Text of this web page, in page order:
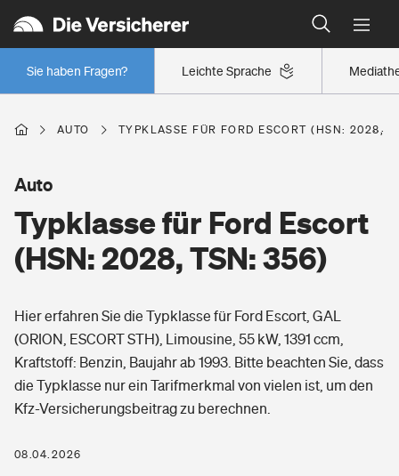
Leichte Sprache
Sie haben Fragen?
Wer versichert was: Jetzt Versicherer finden
Regionalklassen: So ist Ihre Region eingestuft
Wer versichert was: Jetzt Versicherer finden
Berufsunfähigkeitsversicherung
Erwerbsunfähigkeitsversicherung
Grundfähigkeitsversicherung
Arbeitsrechtsschutz
Berufshaftpflichtversicherung
Zur Übersicht
Wohnen
Elementarversicherung
Freizeit
Pri­vate Haft­pflicht­
Gesundheit
Private Krankenversicherung
AUTO TYPKLASSE FÜR FORD ESCORT (HSN: 2028,
Typklasse für Ford Escort
(HSN: 2028, TSN: 356)
Auto
Hier erfahren Sie die Typklasse für Ford Escort, GAL
(ORION, ESCORT STH), Limousine, 55 kW, 1391 ccm,
Kraftstoff: Benzin, Baujahr ab 1993. Bitte beachten Sie, dass
die Typklasse nur ein Tarifmerkmal von vielen ist, um den
Kfz-Versicherungsbeitrag zu berechnen.
08.04.2026